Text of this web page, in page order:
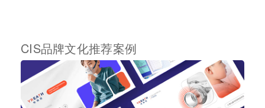
CIS品牌文化推荐案例